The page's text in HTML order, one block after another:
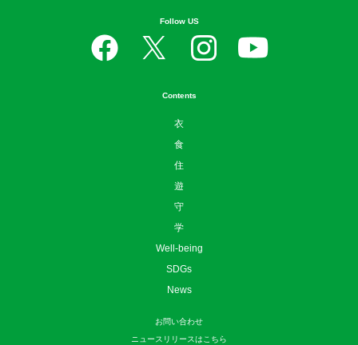
Follow US
Contents
衣
食
住
遊
守
学
Well-being
SDGs
News
お問い合わせ
ニュースリリースはこちら